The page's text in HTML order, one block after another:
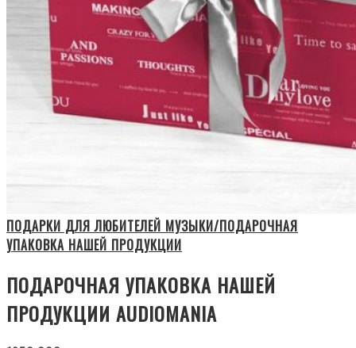
ПОДАРКИ ДЛЯ ЛЮБИТЕЛЕЙ МУЗЫКИ/ПОДАРОЧНАЯ
УПАКОВКА НАШЕЙ ПРОДУКЦИИ
ПОДАРОЧНАЯ УПАКОВКА НАШЕЙ
ПРОДУКЦИИ AUDIOMANIA